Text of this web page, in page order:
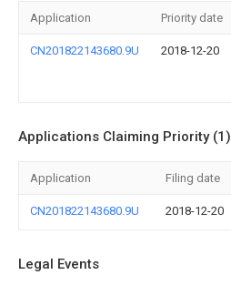
Application Priority date
CN201822143680.9U 2018-12-20
Applications Claiming Priority (1)
Application Filing date
CN201822143680.9U 2018-12-20
Legal Events